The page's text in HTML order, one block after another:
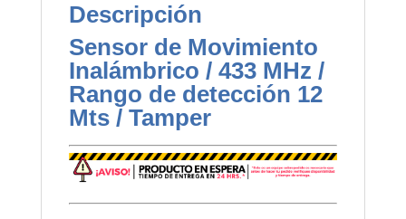
Descripción
Sensor de Movimiento
Inalámbrico / 433 MHz /
Rango de detección 12
Mts / Tamper